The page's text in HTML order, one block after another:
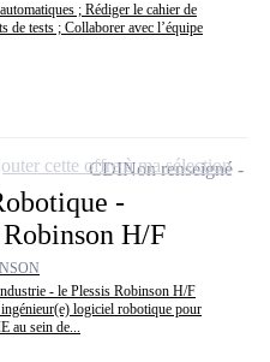
; Rédiger le cahier de
de tests ; Collaborer avec l’équipe
-
H/F
- le Plessis Robinson H/F
logiciel robotique pour
au sein de...
CDINon renseigné
cette offre à ma sélection